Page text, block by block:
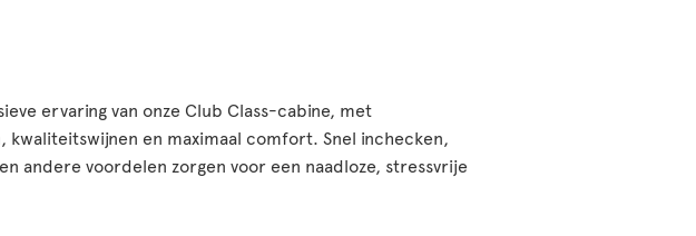
ervaring van onze Club Class-cabine, met
kwaliteitswijnen en maximaal comfort. Snel inchecken,
andere voordelen zorgen voor een naadloze, stressvrije